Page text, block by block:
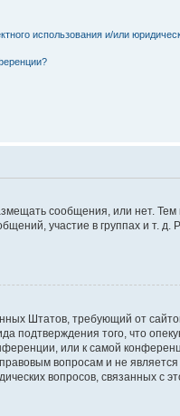
использования и/или
сообщения, или нет. Тем
участие в группах и т. д.
Штатов, требующий от
подтверждения того, что
или к самой
вопросам и не
вопросов, связанных с